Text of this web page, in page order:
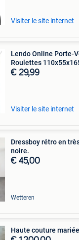
Visiter le site internet
Lendo Online Porte-
Roulettes
€ 29,99
Visiter le site internet
Dressboy rétro en
noire.
€ 45,00
Wetteren
Haute couture